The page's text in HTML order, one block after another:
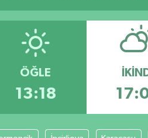
ÖĞLE
13:18